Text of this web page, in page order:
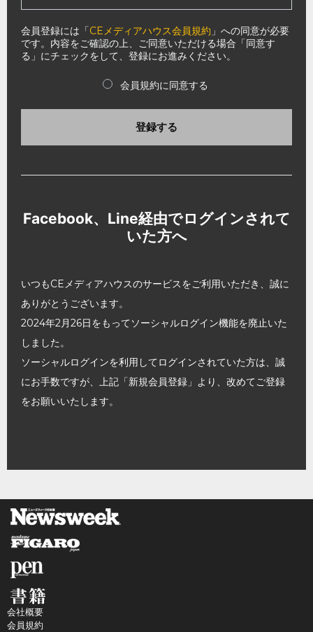
会員登録には「CEメディアハウス会員規約 」への同意が必要
です。内容をご確認の上、ご同意いただける場合「同意す
る」にチェックをして、登録にお進みください。
会員規約に同意する
登録する
Facebook、Line経由でログインされて
いた方へ
いつもCEメディアハウスのサービスをご利用いただき、誠に
ありがとうございます。
2024年2月26日をもってソーシャルログイン機能を廃止いた
しました。
ソーシャルログインを利用してログインされていた方は、誠
にお手数ですが、上記「新規会員登録」より、改めてご登録
をお願いいたします。
会社概要
会員規約